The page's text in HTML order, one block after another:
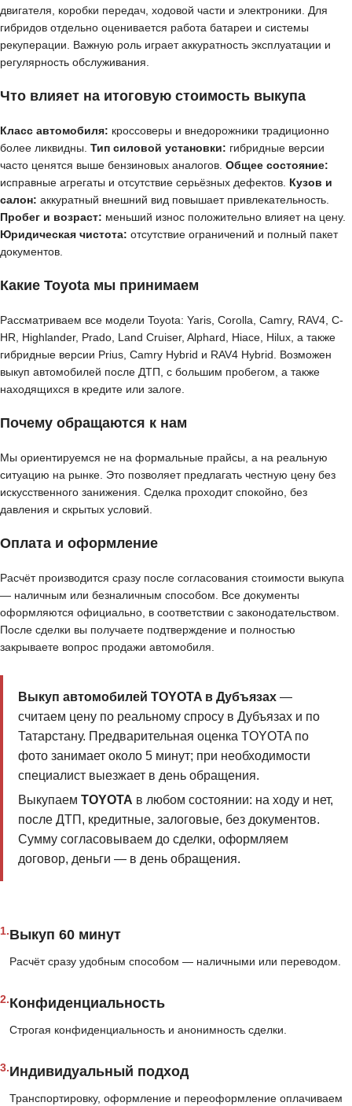
двигателя, коробки передач, ходовой части и электроники. Для
гибридов отдельно оценивается работа батареи и системы
рекуперации. Важную роль играет аккуратность эксплуатации и
регулярность обслуживания.
Что влияет на итоговую стоимость выкупа
Класс автомобиля: кроссоверы и внедорожники традиционно
более ликвидны. Тип силовой установки: гибридные версии
часто ценятся выше бензиновых аналогов. Общее состояние:
исправные агрегаты и отсутствие серьёзных дефектов. Кузов и
салон: аккуратный внешний вид повышает привлекательность.
Пробег и возраст: меньший износ положительно влияет на цену.
Юридическая чистота: отсутствие ограничений и полный пакет
документов.
Какие Toyota мы принимаем
Рассматриваем все модели Toyota: Yaris, Corolla, Camry, RAV4, C-
HR, Highlander, Prado, Land Cruiser, Alphard, Hiace, Hilux, а также
гибридные версии Prius, Camry Hybrid и RAV4 Hybrid. Возможен
выкуп автомобилей после ДТП, с большим пробегом, а также
находящихся в кредите или залоге.
Почему обращаются к нам
Мы ориентируемся не на формальные прайсы, а на реальную
ситуацию на рынке. Это позволяет предлагать честную цену без
искусственного занижения. Сделка проходит спокойно, без
давления и скрытых условий.
Оплата и оформление
Расчёт производится сразу после согласования стоимости выкупа
— наличным или безналичным способом. Все документы
оформляются официально, в соответствии с законодательством.
После сделки вы получаете подтверждение и полностью
закрываете вопрос продажи автомобиля.
Выкуп автомобилей TOYOTA в Дубъязах—
считаем цену по реальному спросу в Дубъязах и по
Татарстану. Предварительная оценка TOYOTA по
фото занимает около 5 минут; при необходимости
специалист выезжает в день обращения.
Выкупаем TOYOTA в любом состоянии: на ходу и нет,
после ДТП, кредитные, залоговые, без документов.
Сумму согласовываем до сделки, оформляем
договор, деньги — в день обращения.
1.Выкуп 60 минут
Расчёт сразу удобным способом — наличными или переводом.
2.Конфиденциальность
Строгая конфиденциальность и анонимность сделки.
3.Индивидуальный подход
Транспортировку, оформление и переоформление оплачиваем